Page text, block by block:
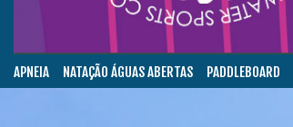
APNEIA NATAÇÃO ÁGUAS ABERTAS PADDLEBOARD